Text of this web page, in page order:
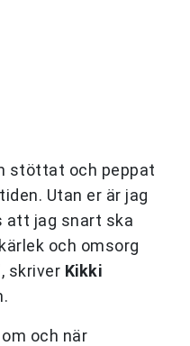
stöttat och peppat
Utan er är jag
att jag snart ska
och omsorg
skriver Kikki
och när